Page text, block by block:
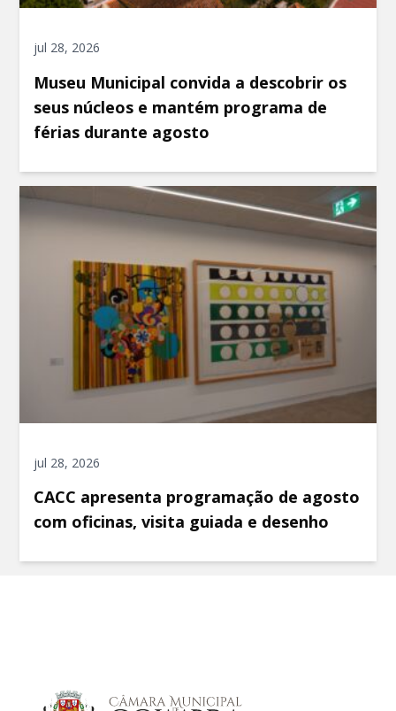
jul 28, 2026
Museu Municipal convida a descobrir os
seus núcleos e mantém programa de
férias durante agosto
jul 28, 2026
CACC apresenta programação de agosto
com oficinas, visita guiada e desenho